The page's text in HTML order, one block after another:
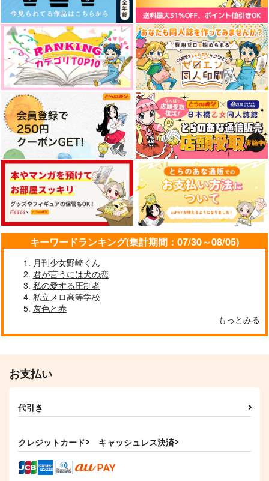
キーワードランキング(集計期間：07/30～08/05)
月刊少女野崎くん
君が言うには犬の恋
私の愛する圧制者
私立メロ高等学校
灰色と赤
もっとみる
お支払い
代引き
クレジットカード キャッシュレス決済